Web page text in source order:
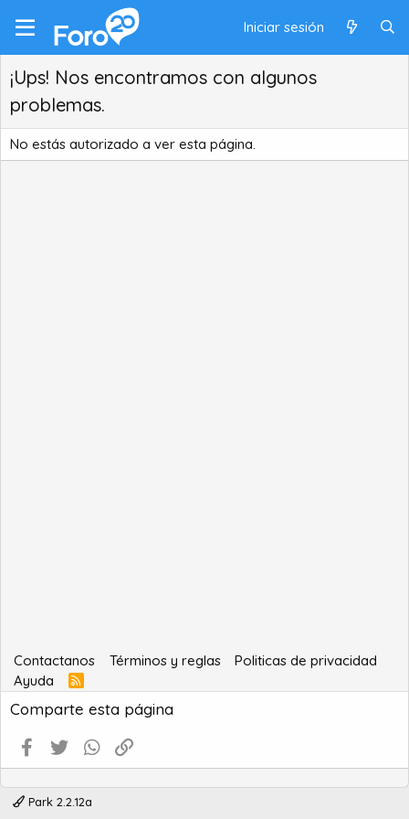
Iniciar sesión
¡Ups! Nos encontramos con algunos
problemas.
No estás autorizado a ver esta página.
Contactanos Términos y reglas
Politicas de privacidad
Ayuda
R
S
S
Comparte esta página
Facebook
Twitter WhatsApp
Park 2.2.12a